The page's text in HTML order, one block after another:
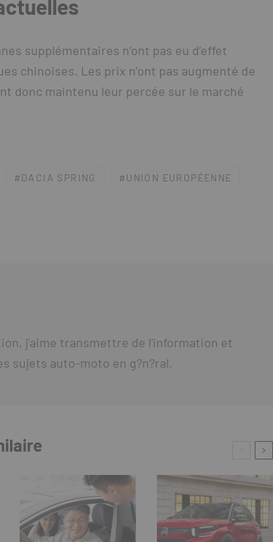
supplémentaires n’ont pas eu d’effet
chinoises. Les prix n’ont pas augmenté de
donc maintenu leur percée sur le marché
DACIA SPRING UNION EUROPÉENNE
j'aime transmettre de l'information et
sujets auto-moto en g?n?ral.